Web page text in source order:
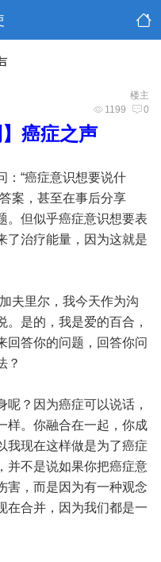
楼主
1199 0
】癌症之声
：“癌症意识想要说什
案，甚至在事后分享
。但似乎癌症意识想要表
了治疗能量，因为这就是
夫里尔，我今天作为沟
是的，我是爱的百合，
回答你的问题，回答你问
？
？因为癌症可以说话，
样。你融合在一起，你成
我现在这样做是为了癌症
并不是说如果你把癌症意
害，而是因为有一种观念
在合并，因为我们都是一